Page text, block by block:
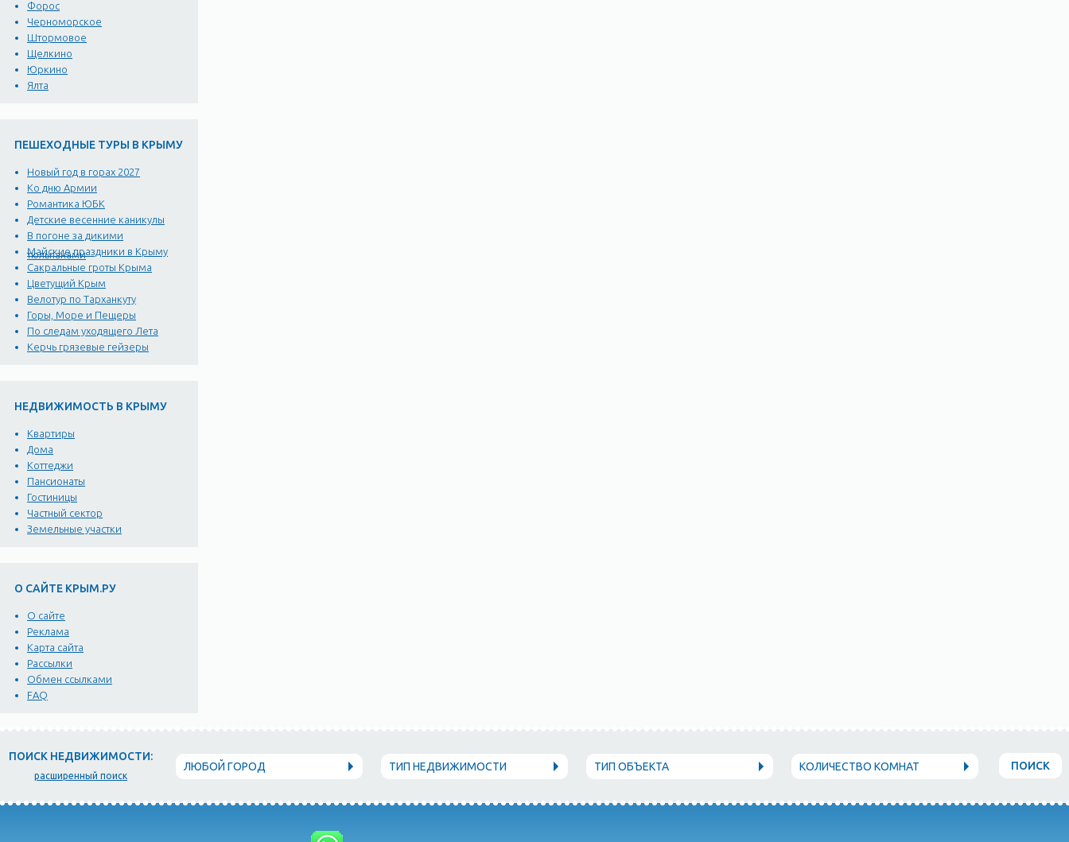
Форос
Черноморское
Штормовое
Щелкино
Юркино
Ялта
ПЕШЕХОДНЫЕ ТУРЫ В КРЫМУ
Новый год в горах 2027
Ко дню Армии
Романтика ЮБК
Детские весенние каникулы
В погоне за дикими
тюльпанами
Майские праздники в Крыму
Сакральные гроты Крыма
Цветущий Крым
Велотур по Тарханкуту
Горы, Море и Пещеры
По следам уходящего Лета
Керчь грязевые гейзеры
НЕДВИЖИМОСТЬ В КРЫМУ
Квартиры
Дома
Коттеджи
Пансионаты
Гостиницы
Частный сектор
Земельные участки
О САЙТЕ КРЫМ.РУ
О сайте
Реклама
Карта сайта
Рассылки
Обмен ссылками
FAQ
ПОИСК НЕДВИЖИМОСТИ:
расширенный поиск
ЛЮБОЙ ГОРОД ТИП НЕДВИЖИМОСТИ ТИП ОБЪЕКТА КОЛИЧЕСТВО КОМНАТ ПОИСК